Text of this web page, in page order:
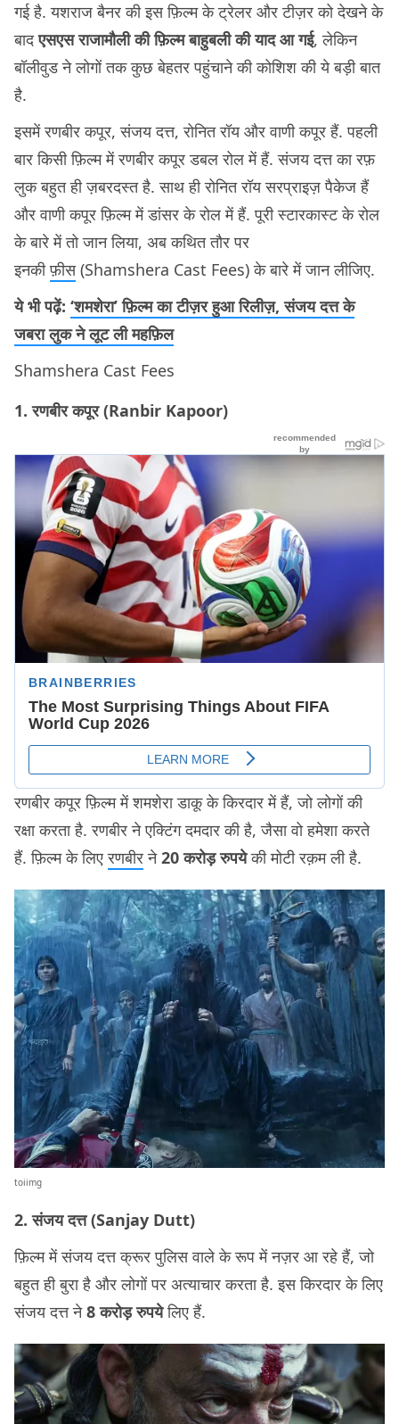
गई है. यशराज बैनर की इस फ़िल्म के ट्रेलर और टीज़र को देखने के
बादएसएस राजामौली की फ़िल्म बाहुबली की याद आ गई, लेकिन
बॉलीवुड ने लोगों तक कुछ बेहतर पहुंचाने की कोशिश की ये बड़ी बात
है.
इसमें रणबीर कपूर, संजय दत्त, रोनित रॉय और वाणी कपूर हैं. पहली
बार किसी फ़िल्म में रणबीर कपूर डबल रोल में हैं. संजय दत्त का रफ़
लुक बहुत ही ज़बरदस्त है. साथ ही रोनित रॉय सरप्राइज़ पैकेज हैं
और वाणी कपूर फ़िल्म में डांसर के रोल में हैं. पूरी स्टारकास्ट के रोल
के बारे में तो जान लिया, अब कथित तौर पर
इनकीफ़ीस(Shamshera Cast Fees) के बारे में जान लीजिए.
ये भी पढ़ें: ‘शमशेरा’ फ़िल्म का टीज़र हुआ रिलीज़, संजय दत्त के
जबरा लुक ने लूट ली महफ़िल
Shamshera Cast Fees
1. रणबीर कपूर (Ranbir Kapoor)
रणबीर कपूर फ़िल्म में शमशेरा डाकू के किरदार में हैं, जो लोगों की
रक्षा करता है. रणबीर ने एक्टिंग दमदार की है, जैसा वो हमेशा करते
हैं. फ़िल्म के लिएरणबीरने20 करोड़ रुपयेकी मोटी रक़म ली है.
toiimg
2. संजय दत्त (Sanjay Dutt)
फ़िल्म में संजय दत्त क्रूर पुलिस वाले के रूप में नज़र आ रहे हैं, जो
बहुत ही बुरा है और लोगों पर अत्याचार करता है. इस किरदार के लिए
संजय दत्त ने8 करोड़ रुपयेलिए हैं.